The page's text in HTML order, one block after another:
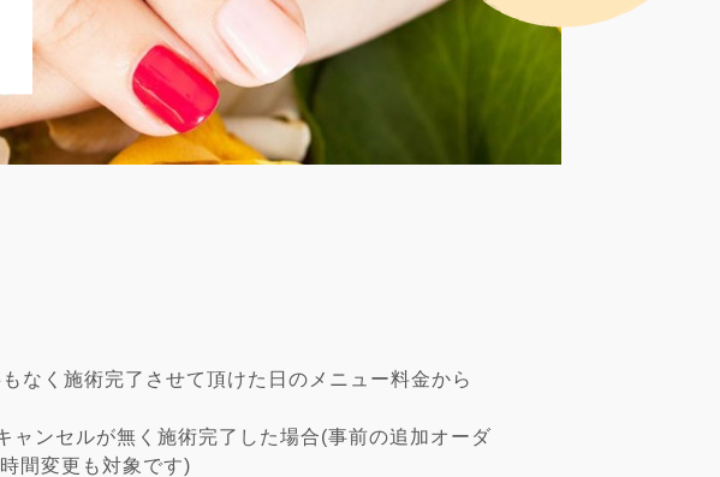
なく施術完了させて頂けた日のメニュー料金から
ンセルが無く施術完了した場合(事前の追加オーダ
間変更も対象です)